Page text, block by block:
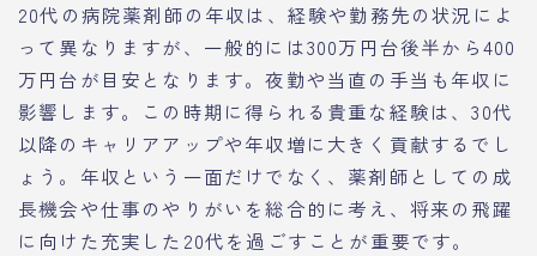
20代の病院薬剤師の年収は、経験や勤務先の状況によ
って異なりますが、一般的には300万円台後半から400
万円台が目安となります。夜勤や当直の手当も年収に
影響します。この時期に得られる貴重な経験は、30代
以降のキャリアアップや年収増に大きく貢献するでし
ょう。年収という一面だけでなく、薬剤師としての成
長機会や仕事のやりがいを総合的に考え、将来の飛躍
に向けた充実した20代を過ごすことが重要です。